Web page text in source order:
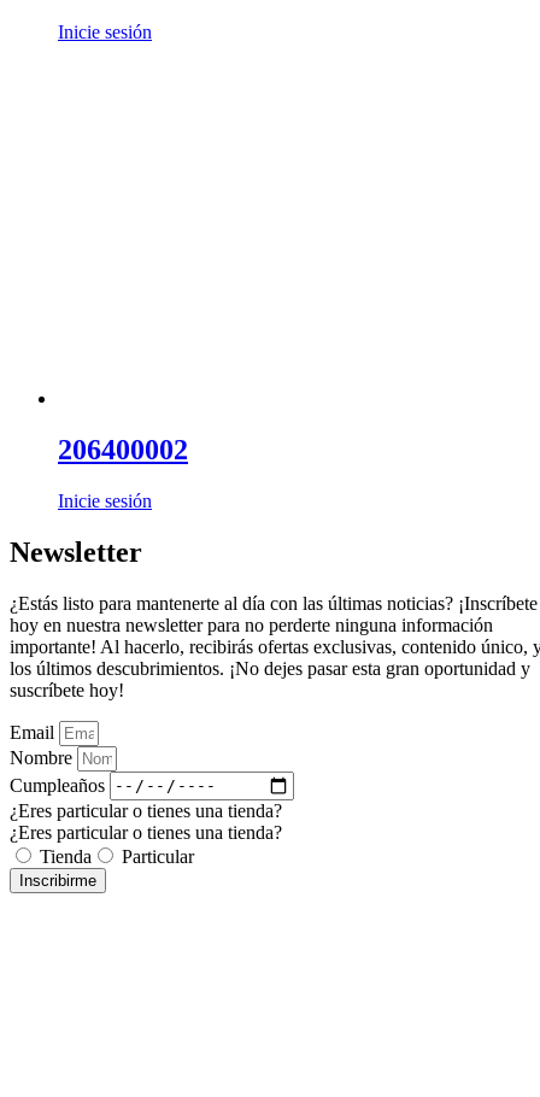
Inicie sesión
206400002
Inicie sesión
Newsletter
¿Estás listo para mantenerte al día con las últimas noticias? ¡Inscríbete
hoy en nuestra newsletter para no perderte ninguna información
importante! Al hacerlo, recibirás ofertas exclusivas, contenido único,
los últimos descubrimientos. ¡No dejes pasar esta gran oportunidad y
suscríbete hoy!
Email
Nombre
Cumpleaños
¿Eres particular o tienes una tienda?
¿Eres particular o tienes una tienda?
Tienda
Particular
Inscribirme